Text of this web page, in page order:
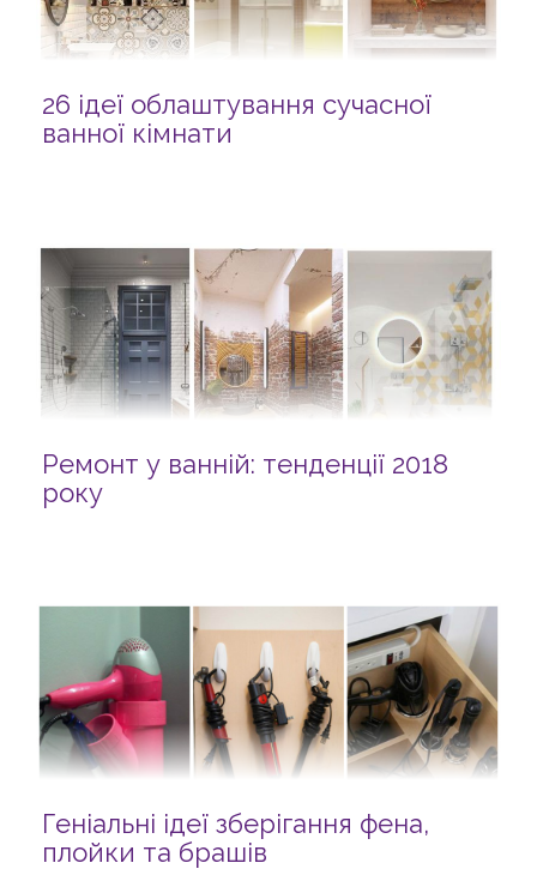
26 ідеї облаштування сучасної
ванної кімнати
Ремонт у ванній: тенденції 2018
року
Геніальні ідеї зберігання фена,
плойки та брашів